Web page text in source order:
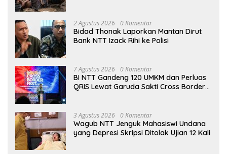
2 Agustus 2026 0 Komentar
Bidad Thonak Laporkan Mantan Dirut
Bank NTT Izack Rihi ke Polisi
7 Agustus 2026 0 Komentar
BI NTT Gandeng 120 UMKM dan Perluas
QRIS Lewat Garuda Sakti Cross Border
3 Agustus 2026 0 Komentar
Wagub NTT Jenguk Mahasiswi Undana
yang Depresi Skripsi Ditolak Ujian 12 Kali